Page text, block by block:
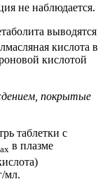
не наблюдается.
выводятся
кислота в
кислотой
покрытые
таблетки с
в плазме
мл.